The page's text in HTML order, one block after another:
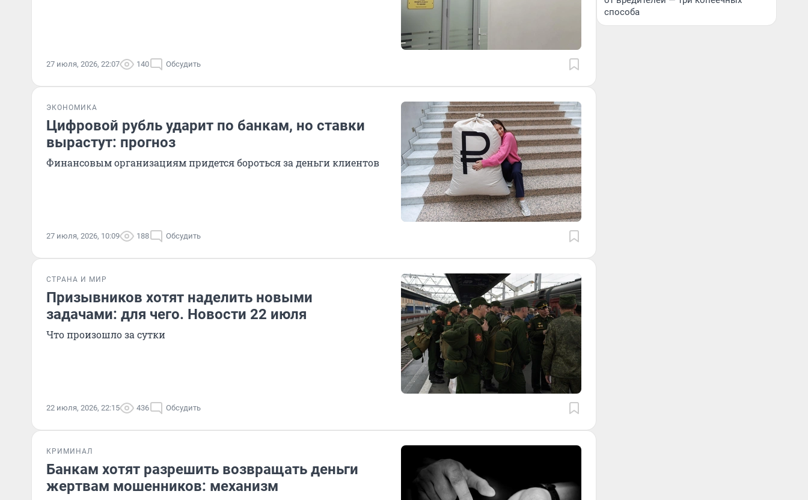
27 июля, 2026, 22:07 140 Обсудить
ЭКОНОМИКА
Цифровой рубль ударит по банкам, но ставки
вырастут: прогноз
Финансовым организациям придется бороться за деньги клиентов
27 июля, 2026, 10:09 188 Обсудить
СТРАНА И МИР
Призывников хотят наделить новыми
задачами: для чего. Новости 22 июля
Что произошло за сутки
22 июля, 2026, 22:15 436 Обсудить
КРИМИНАЛ
Банкам хотят разрешить возвращать деньги
жертвам мошенников: механизм
способа